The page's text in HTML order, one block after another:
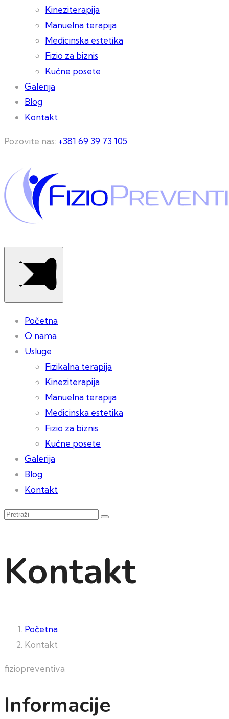
Kineziterapija
Manuelna terapija
Medicinska estetika
Fizio za biznis
Kućne posete
Galerija
Blog
Kontakt
Pozovite nas: +381 69 39 73 105
Početna
O nama
Usluge
Fizikalna terapija
Kineziterapija
Manuelna terapija
Medicinska estetika
Fizio za biznis
Kućne posete
Galerija
Blog
Kontakt
Kontakt
Početna
Kontakt
fiziopreventiva
Informacije